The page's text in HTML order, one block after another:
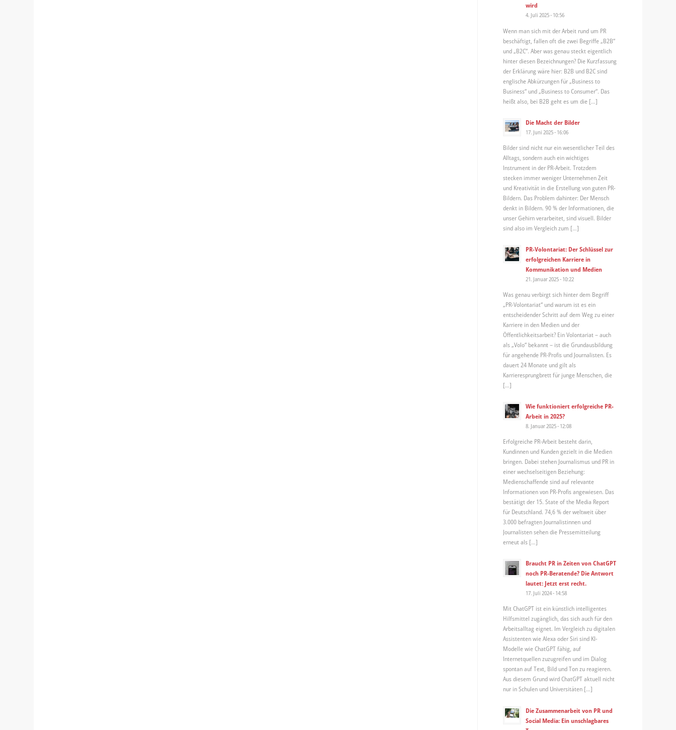
wird
4. Juli 2025 - 10:56
Wenn man sich mit der Arbeit rund um PR
beschäftigt, fallen oft die zwei Begriffe „B2B“
und „B2C“. Aber was genau steckt eigentlich
hinter diesen Bezeichnungen? Die Kurzfassung
der Erklärung wäre hier: B2B und B2C sind
englische Abkürzungen für „Business to
Business“ und „Business to Consumer“. Das
heißt also, bei B2B geht es um die […]
Die Macht der Bilder
17. Juni 2025 - 16:06
Bilder sind nicht nur ein wesentlicher Teil des
Alltags, sondern auch ein wichtiges
Instrument in der PR-Arbeit. Trotzdem
stecken immer weniger Unternehmen Zeit
und Kreativität in die Erstellung von guten PR-
Bildern. Das Problem dahinter: Der Mensch
denkt in Bildern. 90 % der Informationen, die
unser Gehirn verarbeitet, sind visuell. Bilder
sind also im Vergleich zum […]
PR-Volontariat: Der Schlüssel zur
erfolgreichen Karriere in
Kommunikation und Medien
21. Januar 2025 - 10:22
Was genau verbirgt sich hinter dem Begriff
„PR-Volontariat“ und warum ist es ein
entscheidender Schritt auf dem Weg zu einer
Karriere in den Medien und der
Öffentlichkeitsarbeit? Ein Volontariat – auch
als „Volo“ bekannt – ist die Grundausbildung
für angehende PR-Profis und Journalisten. Es
dauert 24 Monate und gilt als
Karrieresprungbrett für junge Menschen, die
[…]
Wie funktioniert erfolgreiche PR-
Arbeit in 2025?
8. Januar 2025 - 12:08
Erfolgreiche PR-Arbeit besteht darin,
Kundinnen und Kunden gezielt in die Medien
bringen. Dabei stehen Journalismus und PR in
einer wechselseitigen Beziehung:
Medienschaffende sind auf relevante
Informationen von PR-Profis angewiesen. Das
bestätigt der 15. State of the Media Report
für Deutschland. 74,6 % der weltweit über
3.000 befragten Journalistinnen und
Journalisten sehen die Pressemitteilung
erneut als […]
Braucht PR in Zeiten von ChatGPT
noch PR-Beratende? Die Antwort
lautet: Jetzt erst recht.
17. Juli 2024 - 14:58
Mit ChatGPT ist ein künstlich intelligentes
Hilfsmittel zugänglich, das sich auch für den
Arbeitsalltag eignet. Im Vergleich zu digitalen
Assistenten wie Alexa oder Siri sind KI-
Modelle wie ChatGPT fähig, auf
Internetquellen zuzugreifen und im Dialog
spontan auf Text, Bild und Ton zu reagieren.
Aus diesem Grund wird ChatGPT aktuell nicht
nur in Schulen und Universitäten […]
Die Zusammenarbeit von PR und
Social Media: Ein unschlagbares